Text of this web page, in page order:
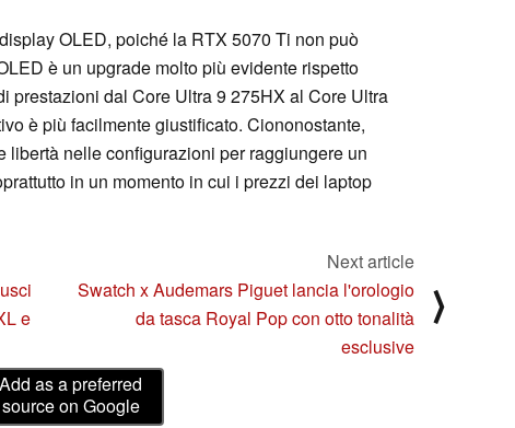
OLED, poiché la RTX 5070 Ti non può
è un upgrade molto più evidente rispetto
prestazioni dal Core Ultra 9 275HX al Core Ultra
è più facilmente giustificato. Ciononostante,
nelle configurazioni per raggiungere un
in un momento in cui i prezzi dei laptop
e
Next article
Swatch x Audemars Piguet lancia l'orologio
da tasca Royal Pop con otto tonalità
esclusive
⟩
Add as a preferred
source on Google